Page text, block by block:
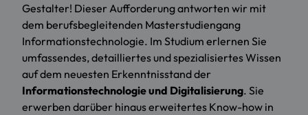
Gestalter! Dieser Aufforderung antworten wir mit
dem berufsbegleitenden Masterstudiengang
Informationstechnologie. Im Studium erlernen Sie
umfassendes, detailliertes und spezialisiertes Wissen
auf dem neuesten Erkenntnisstand der
Informationstechnologie und Digitalisierung. Sie
erwerben darüber hinaus erweitertes Know-how in